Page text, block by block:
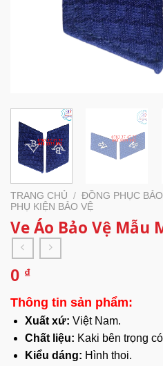
TRANG CHỦ / ĐỒNG PHỤC
PHỤ KIỆN BẢO VỆ
Ve Áo Bảo Vệ Mẫu
0 ₫
Thông tin sản phẩm:
Xuất xứ: Việt Nam.
Chất liệu: Kaki bên trọng
Kiểu dáng: Hình thoi.